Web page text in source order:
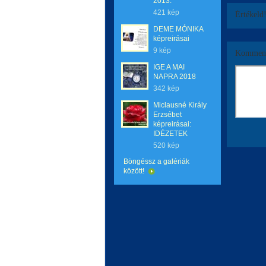
421 kép
DEME MÓNIKA
képreirásai
9 kép
IGE A MAI
NAPRA 2018
342 kép
Miclausné Király
Erzsébet
képreirásai:
IDÉZETEK
520 kép
Böngéssz a galériák
között!
Értékeld!